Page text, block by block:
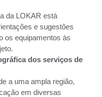
da LOKAR está
e sugestões
os equipamentos às
dos serviços de
a uma ampla região,
em diversas